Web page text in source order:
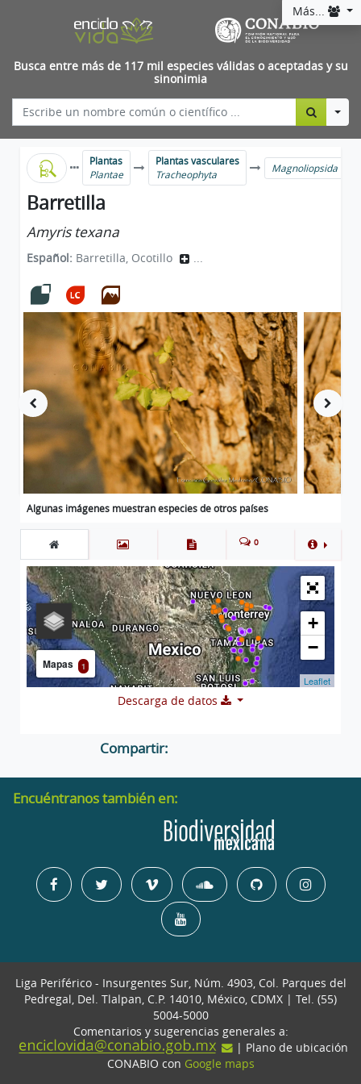
Más...
Busca entre más de 117 mil especies válidas o aceptadas y su
sinonimia
Plantas
Plantae
Plantas vasculares
Tracheophyta
Magnoliopsida
Barretilla
Amyris texana
Español: Barretilla, Ocotillo ...
Algunas imágenes muestran especies de otros países
0
+
−
Mapas 1
Leaflet
Descarga de datos
Compartir:
Encuéntranos también en:
Liga Periférico - Insurgentes Sur, Núm. 4903, Col. Parques del
Pedregal, Del. Tlalpan, C.P. 14010, México, CDMX | Tel. (55)
5004-5000
Comentarios y sugerencias generales a:
| Plano de ubicación
CONABIO con Google maps